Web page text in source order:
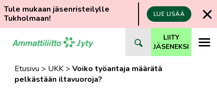
Tule mukaan jäsenristeilylle
Tukholmaan!
LUE LISÄÄ
suoraan
LIITY
JÄSENEKSI
Etusivu > UKK > Voiko työantaja määrätä
pelkästään iltavuoroja?